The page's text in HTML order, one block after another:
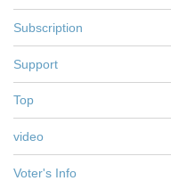
Subscription
Support
Top
video
Voter's Info